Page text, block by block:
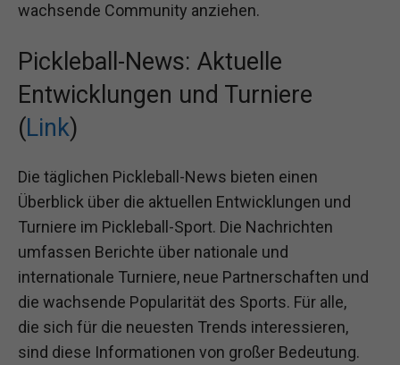
wachsende Community anziehen.
Pickleball-News: Aktuelle
Entwicklungen und Turniere
(Link)
Die täglichen Pickleball-News bieten einen
Überblick über die aktuellen Entwicklungen und
Turniere im Pickleball-Sport. Die Nachrichten
umfassen Berichte über nationale und
internationale Turniere, neue Partnerschaften und
die wachsende Popularität des Sports. Für alle,
die sich für die neuesten Trends interessieren,
sind diese Informationen von großer Bedeutung.